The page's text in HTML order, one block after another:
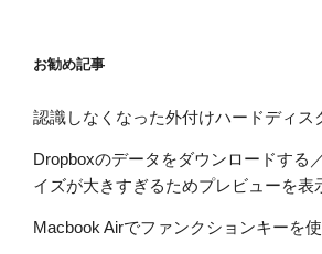
お勧め記事
認識しなくなった外付けハードディス
Dropboxのデータをダウンロードする
イズが大きすぎるためプレビューを表
Macbook Airでファンクションキーを使